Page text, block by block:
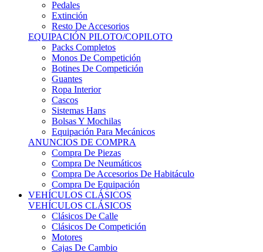
Pedales
Extinción
Resto De Accesorios
EQUIPACIÓN PILOTO/COPILOTO
Packs Completos
Monos De Competición
Botines De Competición
Guantes
Ropa Interior
Cascos
Sistemas Hans
Bolsas Y Mochilas
Equipación Para Mecánicos
ANUNCIOS DE COMPRA
Compra De Piezas
Compra De Neumáticos
Compra De Accesorios De Habitáculo
Compra De Equipación
VEHÍCULOS CLÁSICOS
VEHÍCULOS CLÁSICOS
Clásicos De Calle
Clásicos De Competición
Motores
Cajas De Cambio